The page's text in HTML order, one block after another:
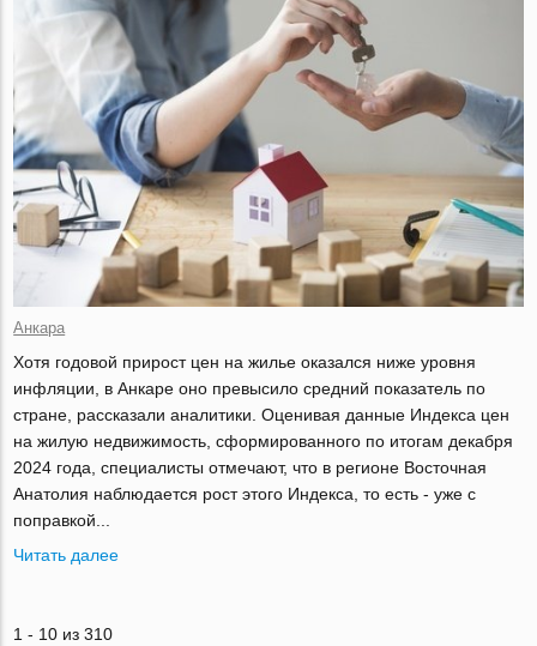
Анкара
Хотя годовой прирост цен на жилье оказался ниже уровня
инфляции, в Анкаре оно превысило средний показатель по
стране, рассказали аналитики. Оценивая данные Индекса цен
на жилую недвижимость, сформированного по итогам декабря
2024 года, специалисты отмечают, что в регионе Восточная
Анатолия наблюдается рост этого Индекса, то есть - уже с
поправкой...
Читать далее
1 - 10 из 310